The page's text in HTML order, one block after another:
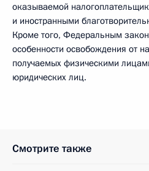
оказываемой
и иностранными
Кроме того, Федеральным
особенности освобождения от
получаемых физическими
юридических лиц.
Смотрите также